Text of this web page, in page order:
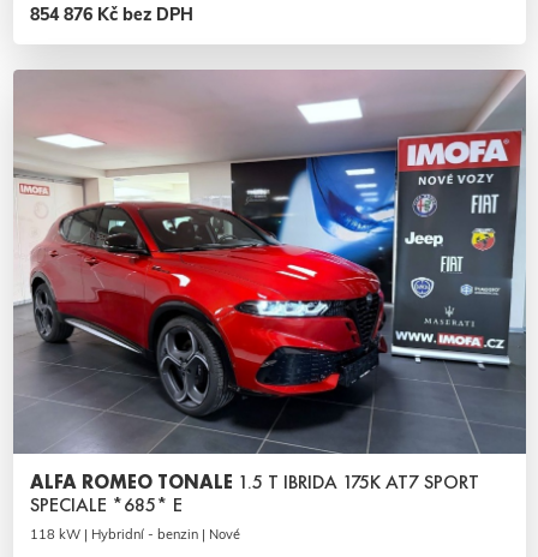
854 876 Kč bez DPH
ALFA ROMEO TONALE 1.5 T IBRIDA 175K AT7 SPORT
SPECIALE *685* E
118 kW | Hybridní - benzin | Nové